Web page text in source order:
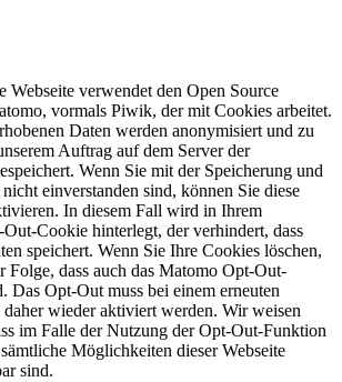
Webseite verwendet den Open Source
vormals Piwik, der mit Cookies arbeitet.
Daten werden anonymisiert und zu
Auftrag auf dem Server der
Wenn Sie mit der Speicherung und
einverstanden sind, können Sie diese
In diesem Fall wird in Ihrem
Cookie hinterlegt, der verhindert, dass
speichert. Wenn Sie Ihre Cookies löschen,
Folge, dass auch das Matomo Opt-Out-
Das Opt-Out muss bei einem erneuten
daher wieder aktiviert werden. Wir weisen
im Falle der Nutzung der Opt-Out-Funktion
Möglichkeiten dieser Webseite
sind.